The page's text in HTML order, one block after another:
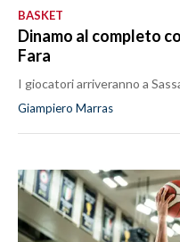
BASKET
Dinamo al completo
Fara
I giocatori arriveranno a
Giampiero Marras